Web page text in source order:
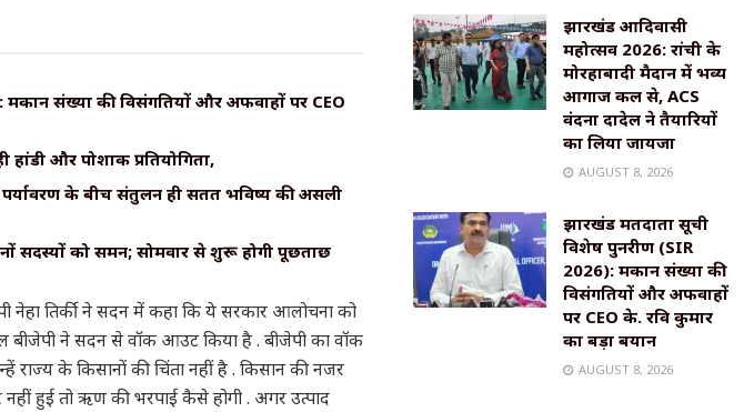
मकान संख्या की विसंगतियों और अफवाहों पर CEO
हांडी और पोशाक प्रतियोगिता,
पर्यावरण के बीच संतुलन ही सतत भविष्य की असली
सदस्यों को समन; सोमवार से शुरू होगी पूछताछ
नेहा तिर्की ने सदन में कहा कि ये सरकार आलोचना को
बीजेपी ने सदन से वॉक आउट किया है . बीजेपी का वॉक
राज्य के किसानों की चिंता नहीं है . किसान की नजर
नहीं हुई तो ऋण की भरपाई कैसे होगी . अगर उत्पाद
झारखंड आदिवासी
महोत्सव 2026: रांची के
मोरहाबादी मैदान में भव्य
आगाज कल से, ACS
वंदना दादेल ने तैयारियों
का लिया जायजा
AUGUST 8, 2026
झारखंड मतदाता सूची
विशेष पुनरीक्षण (SIR
2026): मकान संख्या की
विसंगतियों और अफवाहों
पर CEO के. रवि कुमार
का बड़ा बयान
AUGUST 8, 2026